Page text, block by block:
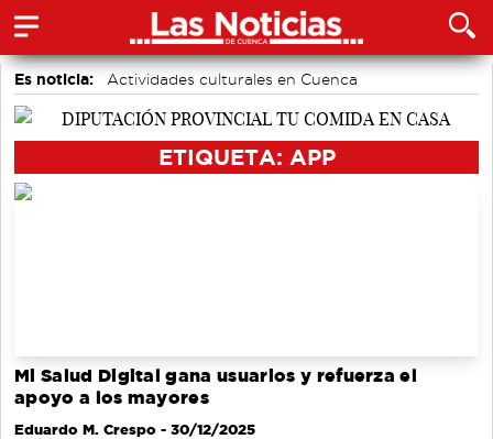
Es noticia:
Actividades culturales en Cuenca
Auditorio de Cuenca
ETIQUETA: APP
Mi Salud Digital gana usuarios y refuerza el
apoyo a los mayores
Eduardo M. Crespo - 30/12/2025